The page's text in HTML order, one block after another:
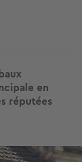
en
réputées